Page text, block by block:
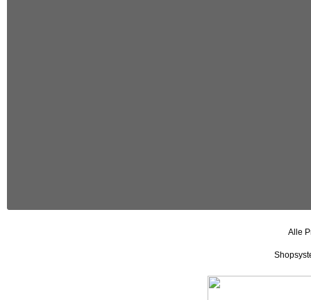
Alle